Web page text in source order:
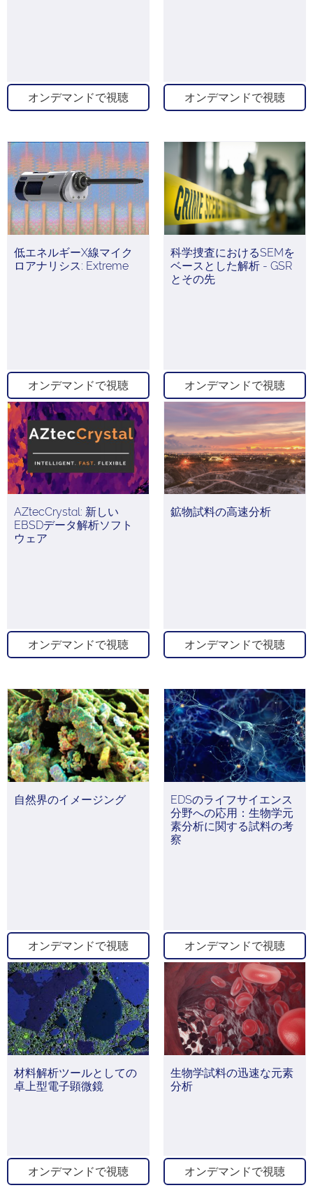
オンデマンドで視聴 オンデマンドで視聴
低エネルギーX線マイク
ロアナリシス: Extreme
オンデマンドで視聴
科学捜査におけるSEMを
ベースとした解析 - GSR
とその先
オンデマンドで視聴
AZtecCrystal: 新しい
EBSDデータ解析ソフト
ウェア
オンデマンドで視聴
鉱物試料の高速分析
オンデマンドで視聴
自然界のイメージング
オンデマンドで視聴
EDSのライフサイエンス
分野への応用：生物学元
素分析に関する試料の考
察
オンデマンドで視聴
材料解析ツールとしての
卓上型電子顕微鏡
オンデマンドで視聴
生物学試料の迅速な元素
分析
オンデマンドで視聴